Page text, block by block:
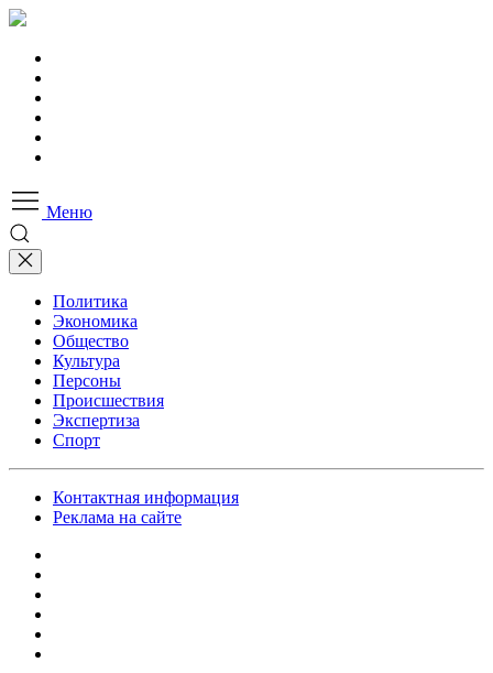
Меню
Политика
Экономика
Общество
Культура
Персоны
Происшествия
Экспертиза
Спорт
Контактная информация
Реклама на сайте